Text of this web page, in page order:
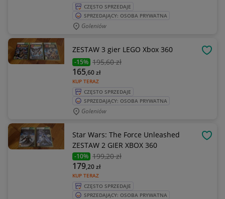
CZĘSTO SPRZEDAJE
SPRZEDAJĄCY: OSOBA PRYWATNA
Goleniów
ZESTAW 3 gier LEGO Xbox 360
-15% 195,60 zł
KUP TERAZ
165,60zł
CZĘSTO SPRZEDAJE
SPRZEDAJĄCY: OSOBA PRYWATNA
Goleniów
Star Wars: The Force Unleashed
ZESTAW 2 GIER XBOX 360
-10% 199,20 zł
KUP TERAZ
179,20zł
CZĘSTO SPRZEDAJE
SPRZEDAJĄCY: OSOBA PRYWATNA